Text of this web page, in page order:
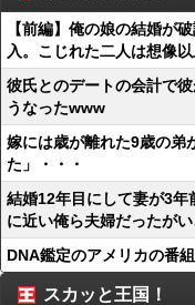
【前編】俺の娘の結婚が
入。こじれた二人は想像
彼氏とのデートの会計で
うなったwww
嫁には歳が離れた9歳の弟
た」・・・
結婚12年目にして妻が3年
に近い俺ら夫婦だったが
DNA鑑定のアメリカの番
スカッと王国！